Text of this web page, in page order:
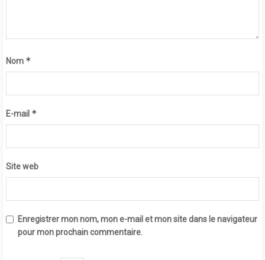
Nom *
E-mail *
Site web
Enregistrer mon nom, mon e-mail et mon site dans le navigateur
pour mon prochain commentaire.